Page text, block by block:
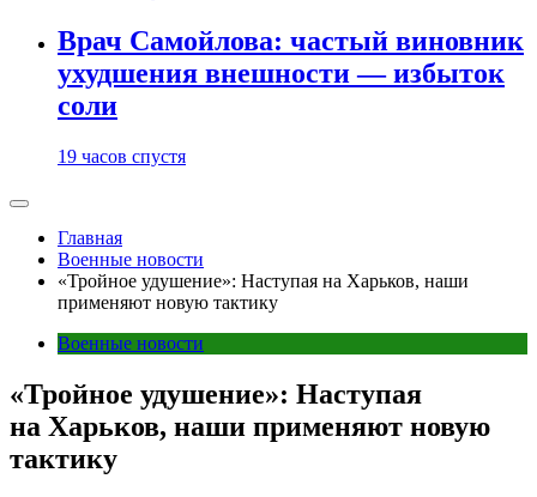
Врач Самойлова: частый виновник
ухудшения внешности — избыток
соли
19 часов спустя
Главная
Военные новости
«Тройное удушение»: Наступая на Харьков, наши
применяют новую тактику
Военные новости
«Тройное удушение»: Наступая
на Харьков, наши применяют новую
тактику